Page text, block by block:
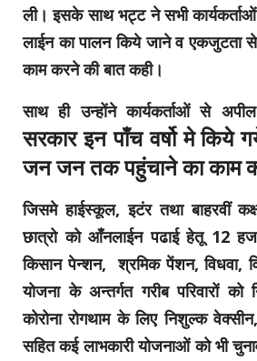
ली। इसके साथ भट्ट ने सभी
लाईन का पालन किये जाने व एकजुटता से
काम करने की बात कही।
साथ ही उन्होंने कार्यकर्ताओं से
सरकार इन पाँच वर्षो मे किये
जन जन तक पहुंचाने का काम
जिसमे हाईस्कूल, इटंर तथा बाहरवीं
छात्रो को आँनलाईन पढाई हेतू 12
किसान पेन्शन, श्रमिक पेंशन, विधवा,
योजना के अन्तर्गत गरीब परिवारों
कोरोना रोगथाम के लिए निशुल्क
सहित कई लाभकारी योजनाओं को भी